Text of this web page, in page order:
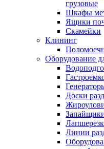
грузовые
Шкафы
Ящики
Скамейки
Клининг
Оборудование
Доски
Линии